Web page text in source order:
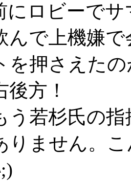
にロビーで
んで上機嫌で
を押さえた
方！
う若杉氏の
りません。